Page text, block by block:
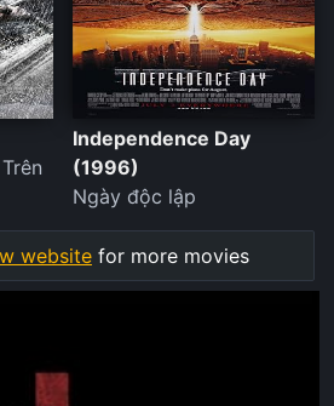
Independence Day
(1996)
Ngày độc lập
website for more movies